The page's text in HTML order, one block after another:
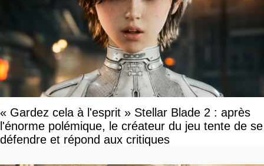
« Gardez cela à l'esprit » Stellar Blade 2 : après
l'énorme polémique, le créateur du jeu tente de se
défendre et répond aux critiques